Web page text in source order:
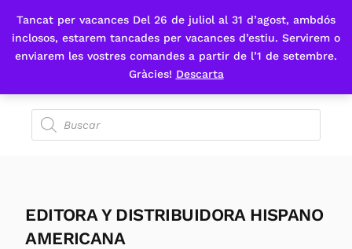
Tancat per vacances Del 26 de juliol al 31 d’agost, ambdós
inclosos, estarem tancades per vacances d’estiu. Servirem o
enviarem les vostres comandes a partir de l’1 de setembre.
Gràcies! Descarta
Fes-te'n sòcia
EDITORA Y DISTRIBUIDORA HISPANO
AMERICANA